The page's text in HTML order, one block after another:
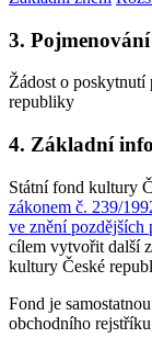
3.
Žádost o poskytnutí
republiky
4. Základní
Státní fond kultury
zákonem č. 239/
ve znění pozdějších
cílem vytvořit další
kultury České
Fond je
obchodního